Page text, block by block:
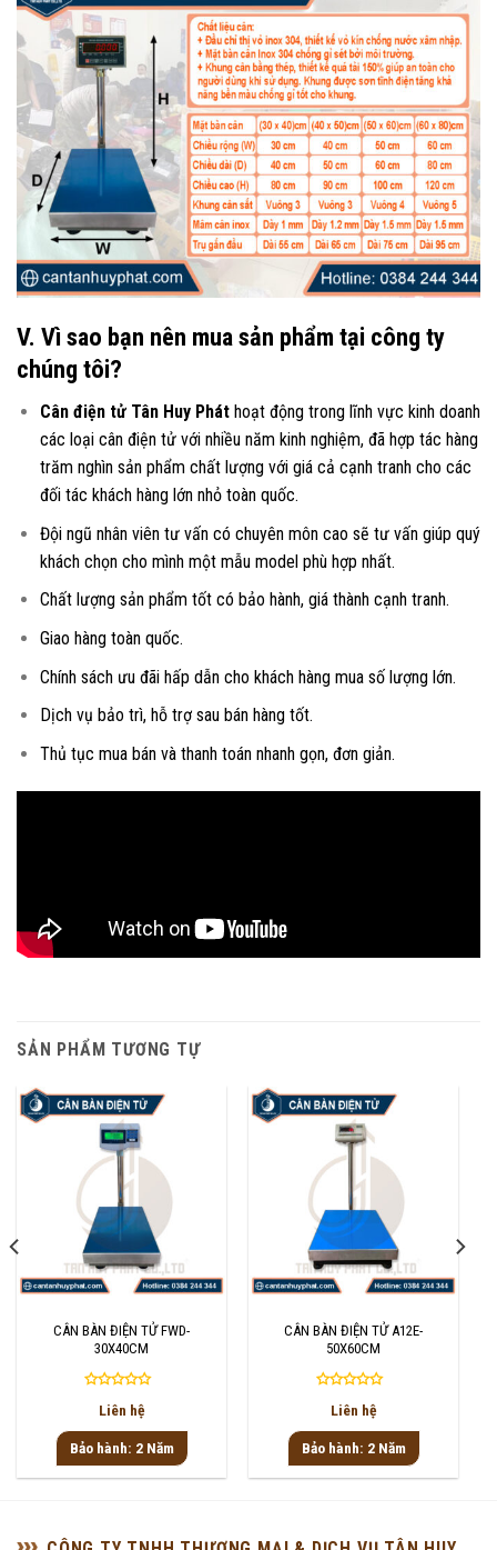
V. Vì sao bạn nên mua sản phẩm tại công ty
chúng tôi?
Cân điện tử Tân Huy Pháthoạt động trong lĩnh vực kinh doanh
các loại cân điện tửvới nhiều năm kinh nghiệm, đã hợp tác hàng
trăm nghìn sản phẩm chất lượng với giá cả cạnh tranh cho các
đối tác khách hàng lớn nhỏ toàn quốc.
Đội ngũ nhân viên tư vấn có chuyên môn cao sẽ tư vấn giúp quý
khách chọn cho mình một mẫu model phù hợp nhất.
Chất lượng sản phẩm tốt có bảo hành, giá thành cạnh tranh.
Giao hàng toàn quốc.
Chính sách ưu đãi hấp dẫn cho khách hàng mua số lượng lớn.
Dịch vụ bảo trì, hỗ trợ sau bán hàng tốt.
Thủ tục mua bán và thanh toán nhanh gọn, đơn giản.
SẢN PHẨM TƯƠNG TỰ
CÂN BÀN ĐIỆN TỬ FWD-
30X40CM
Được
hạng
0
5
Liên hệ
Bảo hành: 2 Năm
CÂN BÀN ĐIỆN TỬ A12E-
50X60CM
Được
hạng
0
5
Liên hệ
Bảo hành: 2 Năm